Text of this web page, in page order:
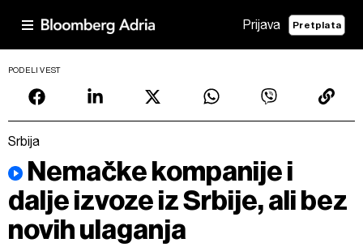
Prijava Pretplata
PODELI VEST
Srbija
Nemačke kompanije i
dalje izvoze iz Srbije, ali bez
novih ulaganja